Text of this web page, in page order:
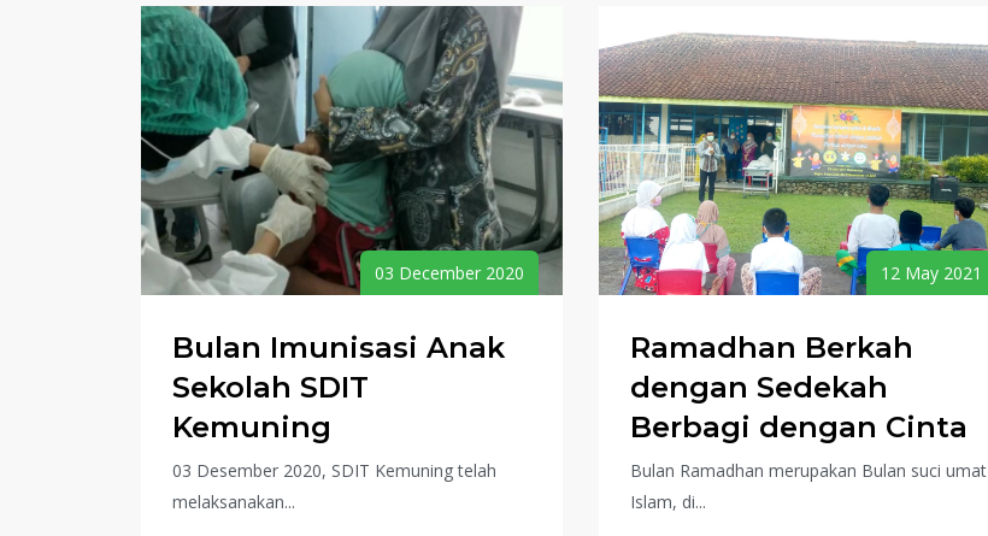
03 December 2020
Bulan Imunisasi Anak
Sekolah SDIT
Kemuning
03 Desember 2020, SDIT Kemuning telah
melaksanakan...
12 May 2021
Ramadhan Berkah
dengan Sedekah
Berbagi dengan Cinta
Bulan Ramadhan merupakan Bulan suci umat
Islam, di...